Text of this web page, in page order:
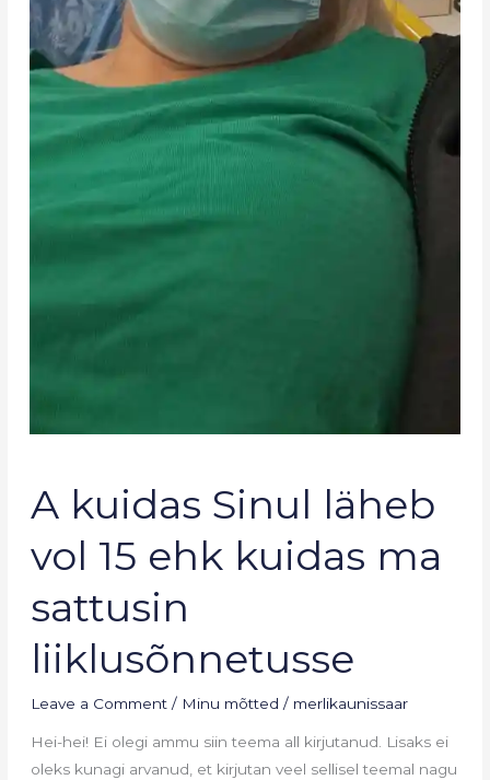
A kuidas Sinul läheb
vol 15 ehk kuidas ma
sattusin
liiklusõnnetusse
Leave a Comment / Minu mõtted / merlikaunissaar
Hei-hei! Ei olegi ammu siin teema all kirjutanud. Lisaks ei
oleks kunagi arvanud, et kirjutan veel sellisel teemal nagu
kuidas
Sinul
läheb
15
kuidas
liiklusõnnetusse